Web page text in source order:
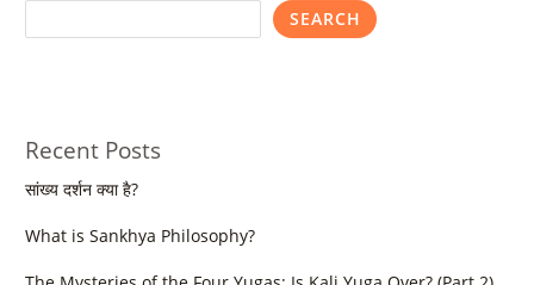
SEARCH
Recent Posts
सांख्य दर्शन क्या है?
What is Sankhya Philosophy?